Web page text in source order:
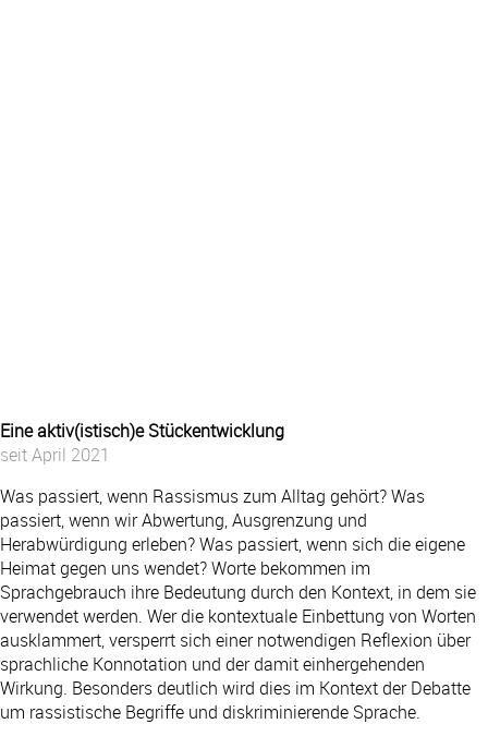
Eine aktiv(istisch)e Stückentwicklung
seit April 2021
Was passiert, wenn Rassismus zum Alltag gehört? Was
passiert, wenn wir Abwertung, Ausgrenzung und
Herabwürdigung erleben? Was passiert, wenn sich die eigene
Heimat gegen uns wendet? Worte bekommen im
Sprachgebrauch ihre Bedeutung durch den Kontext, in dem sie
verwendet werden. Wer die kontextuale Einbettung von Worten
ausklammert, versperrt sich einer notwendigen Reflexion über
sprachliche Konnotation und der damit einhergehenden
Wirkung. Besonders deutlich wird dies im Kontext der Debatte
um rassistische Begriffe und diskriminierende Sprache.